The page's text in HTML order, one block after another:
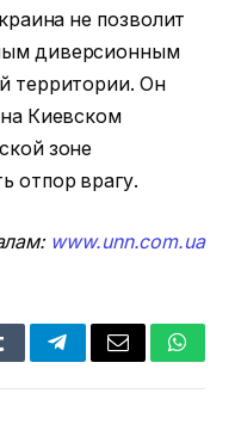
не позволит
диверсионным
территории. Он
Киевском
зоне
отпор врагу.
www.unn.com.ua
TelegramEmail